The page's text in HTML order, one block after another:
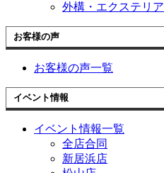
外構・エクステリア
お客様の声
お客様の声一覧
イベント情報
イベント情報一覧
全店合同
新居浜店